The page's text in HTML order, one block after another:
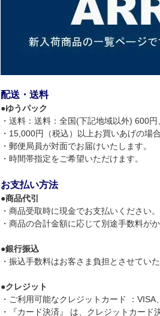
配送・送料
●ゆうパック
・送料：送料：全国(下記地域以外) 600
・15,000円（税込）以上お買いあげの場
・郵便局員が対面でお届けいたします。
・時間帯指定をご希望いただけます。
お支払い方法
●商品代引
・商品受取時に現金でお支払いください。
・商品の合計金額に応じて別途手数料が
●銀行振込
・振込手数料はお客さま負担とさせてい
●クレジット
・ご利用可能なクレジットカード ：
・『カード決済』 は、クレジットカー